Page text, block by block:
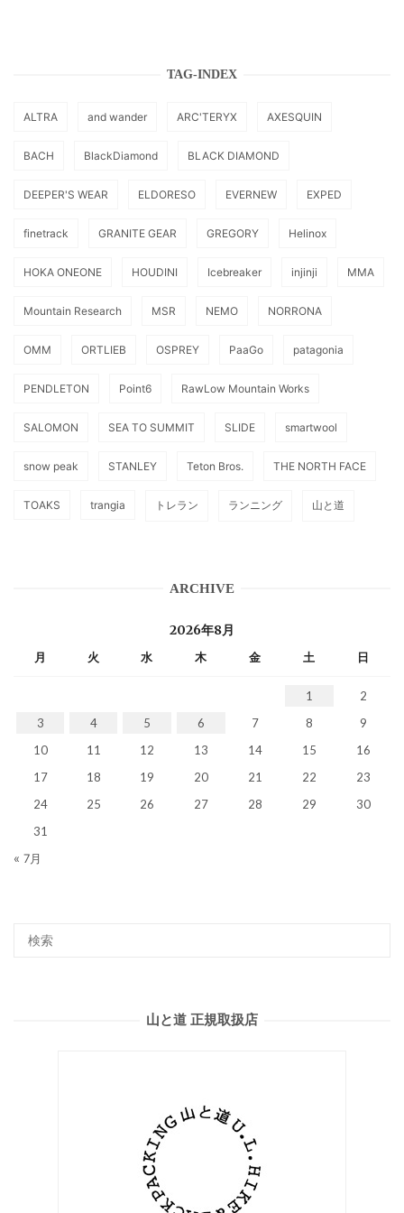
TAG-INDEX
ALTRA and wander ARC'TERYX AXESQUIN
BACH BlackDiamond BLACK DIAMOND
DEEPER'S WEAR ELDORESO EVERNEW EXPED
finetrack GRANITE GEAR GREGORY Helinox
HOKA ONEONE HOUDINI Icebreaker injinji MMA
Mountain Research MSR NEMO NORRONA
OMM ORTLIEB OSPREY PaaGo patagonia
PENDLETON Point6 RawLow Mountain Works
SALOMON SEA TO SUMMIT SLIDE smartwool
snow peak STANLEY Teton Bros. THE NORTH FACE
TOAKS trangia トレラン ランニング 山と道
ARCHIVE
2026年8月
月 火 水 木 金 土 日
1
2
3
4 5 6 7 8
9
10
11 12 13 14 15
16
17
18 19 20 21 22
23
24
25 26 27 28 29
30
31
« 7月
山と道 正規取扱店